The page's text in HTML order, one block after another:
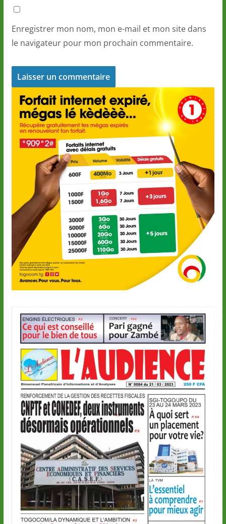
Enregistrer mon nom, mon e-mail et mon site dans
le navigateur pour mon prochain commentaire.